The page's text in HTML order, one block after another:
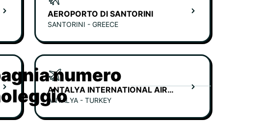
AEROPORTO DI SANTORINI
SANTORINI - GREECE
ANTALYA INTERNATIONAL AIRPORT
ANTALYA - TURKEY
numero